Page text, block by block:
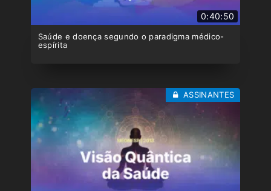
0:40:50
Saúde e doença segundo o paradigma médico-
espírita
ASSINANTES